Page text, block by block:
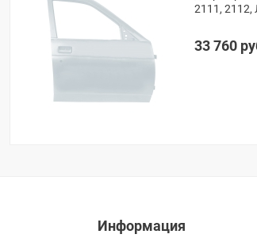
2111,
33 760
Информация